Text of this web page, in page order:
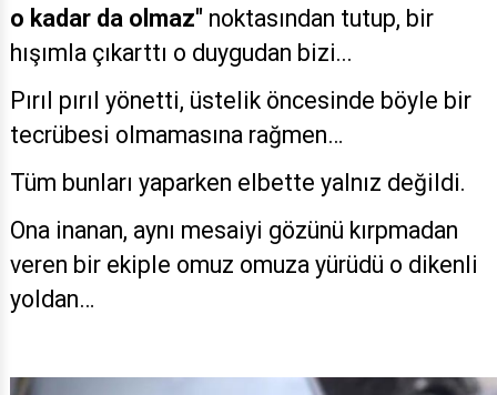
o kadar da olmaz" noktasından tutup, bir
hışımla çıkarttı o duygudan bizi...
Pırıl pırıl yönetti, üstelik öncesinde böyle bir
tecrübesi olmamasına rağmen…
Tüm bunları yaparken elbette yalnız değildi.
Ona inanan, aynı mesaiyi gözünü kırpmadan
veren bir ekiple omuz omuza yürüdü o dikenli
yoldan…